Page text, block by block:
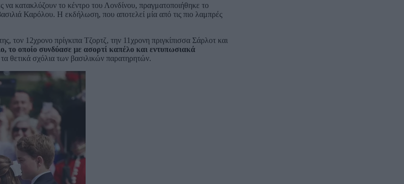
να κατακλύζουν το κέντρο του Λονδίνου, πραγματοποιήθηκε το
Καρόλου. Η εκδήλωση, που αποτελεί μία από τις πιο λαμπρές
τον 12χρονο πρίγκιπα Τζορτζ, την 11χρονη πριγκίπισσα Σάρλοτ και
το οποίο συνδύασε με ασορτί καπέλο και εντυπωσιακά
θετικά σχόλια των βασιλικών παρατηρητών.